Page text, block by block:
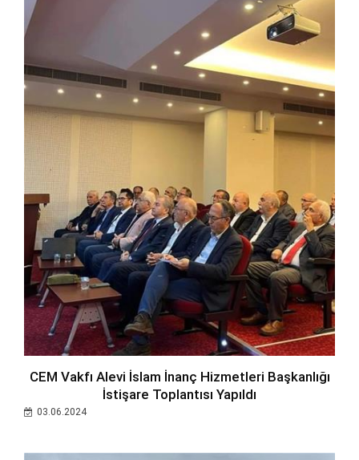
CEM Vakfı Alevi İslam İnanç Hizmetleri Başkanlığı
İstişare Toplantısı Yapıldı
03.06.2024